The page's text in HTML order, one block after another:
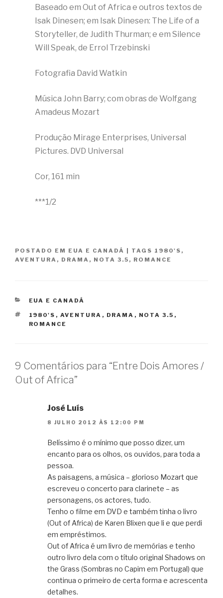
Baseado em Out of Africa e outros textos de
Isak Dinesen; em Isak Dinesen: The Life of a
Storyteller, de Judith Thurman; e em Silence
Will Speak, de Errol Trzebinski
Fotografia David Watkin
Música John Barry; com obras de Wolfgang
Amadeus Mozart
Produção Mirage Enterprises, Universal
Pictures. DVD Universal
Cor, 161 min
***1/2
POSTADO EM EUA E CANADÁ TAGS 1980'S ,
AVENTURA , DRAMA , NOTA 3.5 , ROMANCE
CATEGORIAS
EUA E CANADÁ
TAGS
1980'S , AVENTURA , DRAMA , NOTA 3.5 ,
ROMANCE
9 Comentários para “Entre Dois Amores /
Out of Africa”
José Luís
8 JULHO 2012 ÀS 12:00 PM
Belíssimo é o mínimo que posso dizer, um
encanto para os olhos, os ouvidos, para toda a
pessoa.
As paisagens, a música – glorioso Mozart que
escreveu o concerto para clarinete – as
personagens, os actores, tudo.
Tenho o filme em DVD e também tinha o livro
(Out of Africa) de Karen Blixen que li e que perdi
em empréstimos.
Out of Africa é um livro de memórias e tenho
outro livro dela com o título original Shadows on
the Grass (Sombras no Capim em Portugal) que
continua o primeiro de certa forma e acrescenta
detalhes.